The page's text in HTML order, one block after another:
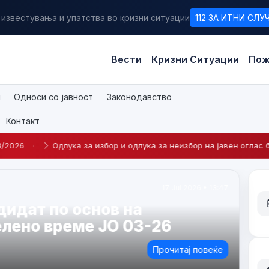
и упатства во кризни ситуации 112 ЗА ИТНИ
Вести Кризни Ситуации
Односи со јавност Законодавство
Контакт
избор и одлука за неизбор на јавен оглас број 2-2026 Ј
по Интерен оглас
на
во Центар за